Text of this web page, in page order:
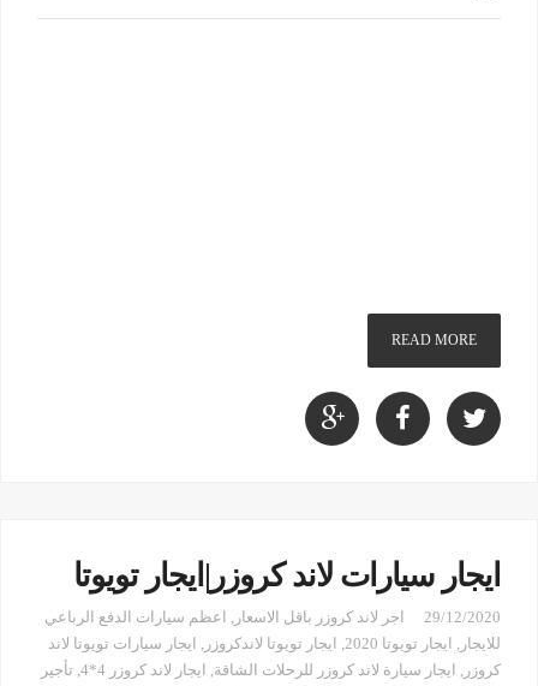
READ MORE
ايجار سيارات لاند كروزر|ايجار تويوتا
29/12/2020 اجر لاند كروزر باقل الاسعار , اعظم سيارات الدفع الرباعي
للايجار , ايجار تويوتا 2020 , ايجار تويوتا لاندكروزر , ايجار سيارات تويوتا لاند
كروزر , ايجار سيارة لاند كروزر للرحلات الشاقة, ايجار لاند كروزر 4*4 , تأجير